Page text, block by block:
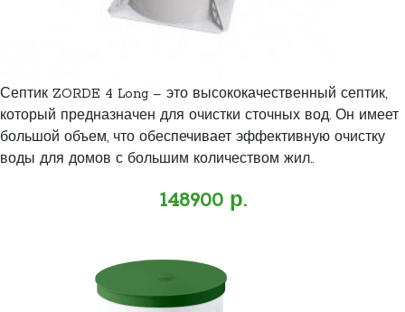
Септик ZORDE 4 Long – это высококачественный септик,
который предназначен для очистки сточных вод. Он имеет
большой объем, что обеспечивает эффективную очистку
воды для домов с большим количеством жил..
148900 р.